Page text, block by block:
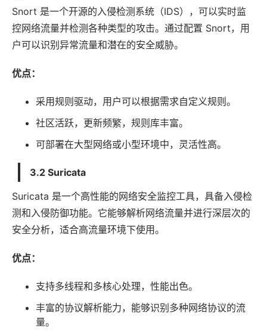
Snort 是一个开源的入侵检测系统（IDS），可以实时监
控网络流量并检测各种类型的攻击。通过配置 Snort，用
户可以识别异常流量和潜在的安全威胁。
优点：
采用规则驱动，用户可以根据需求自定义规则。
社区活跃，更新频繁，规则库丰富。
可部署在大型网络或小型环境中，灵活性高。
3.2 Suricata
Suricata 是一个高性能的网络安全监控工具，具备入侵检
测和入侵防御功能。它能够解析网络流量并进行深层次的
安全分析，适合高流量环境下使用。
优点：
支持多线程和多核心处理，性能出色。
丰富的协议解析能力，能够识别多种网络协议的流
量。